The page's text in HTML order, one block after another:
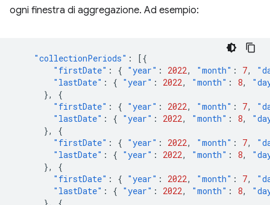
ogni finestra di aggregazione. Ad esempio:
"collectionPeriods" :
[{
"firstDate" : { "year" : 2022, "month" : 7,
"lastDate" : { "year" : 2022, "month" : 8,
},
{
"firstDate" : { "year" : 2022, "month" : 7,
"lastDate" : { "year" : 2022, "month" : 8,
},
{
"firstDate" : { "year" : 2022, "month" : 7,
"lastDate" : { "year" : 2022, "month" : 8,
},
{
"firstDate" : { "year" : 2022, "month" : 7,
"lastDate" : { "year" : 2022, "month" : 8,